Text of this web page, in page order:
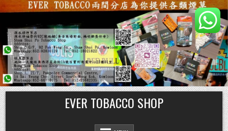
Skip
to
content
EVER TOBACCO SHOP